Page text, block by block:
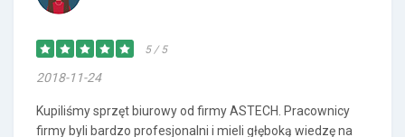
5 / 5
2018-11-24
Kupiliśmy sprzęt biurowy od firmy ASTECH. Pracownicy
firmy byli bardzo profesjonalni i mieli głęboką wiedzę na